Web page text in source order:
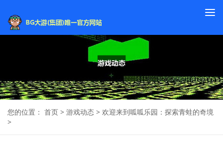
您的位置： 首页 > 游戏动态 > 欢迎来到呱呱乐园：探索青蛙的奇境
>